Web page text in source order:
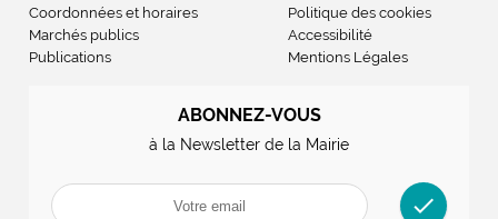
Coordonnées et horaires
Marchés publics
Publications
Politique des cookies
Accessibilité
Mentions Légales
ABONNEZ-VOUS
à la Newsletter de la Mairie
check